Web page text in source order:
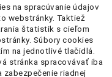
na spracúvanie údajov
webstránky. Taktiež
štatistik s cieľom
Súbory cookies
na jednotlivé tlačidlá.
stránka spracovávať iba
zabezpečenie riadnej